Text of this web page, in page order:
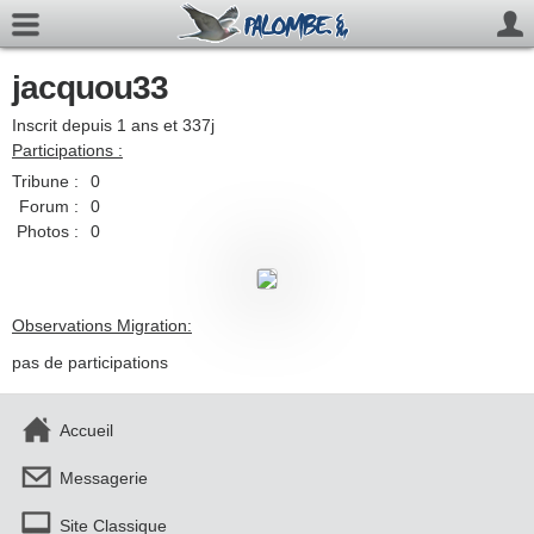
jacquou33
Inscrit depuis 1 ans et 337j
Participations :
Tribune :
0
Forum :
0
Photos :
0
Observations Migration:
pas de participations
Accueil
Messagerie
Site Classique